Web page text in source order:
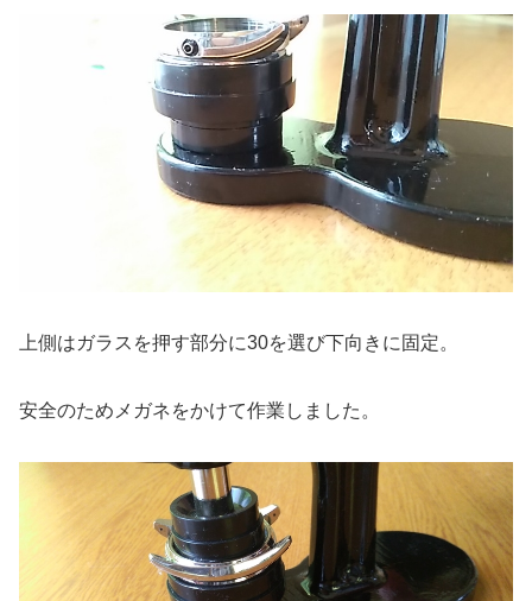
上側はガラスを押す部分に30を選び下向きに固定。
安全のためメガネをかけて作業しました。